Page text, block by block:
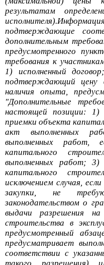
результатам
подтверждающие
дополнительным
предусмотренного
требования к
1) исполненный
подтверждающий цену
наличия опыта,
"Дополнительные
настоящей позиции: 1)
приемки объекта
акт выполненных
выполненных работ,
капитального
выполненных работ; 3)
капитального
исключением случая,
закупки, не
законодательством о
выдачи разрешения
строительства в
предусмотренный
предусматривает
соответствии с